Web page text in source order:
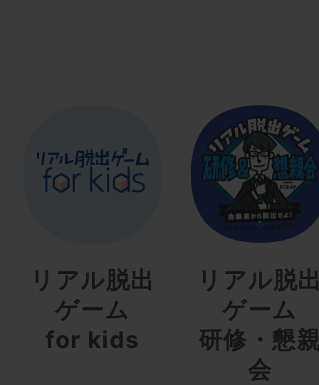
リアル脱出
ゲーム
for kids
リアル脱
ゲーム
研修・懇
会